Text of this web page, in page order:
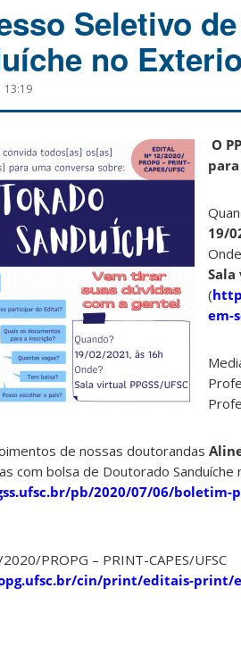
Seletivo
no
13:19
O
19/
Sala
(
em-
de nossas doutorandas
com bolsa de Doutorado Sanduíche
pb/2020/07/06/
PROPG – PRINT-CAPES/UFSC
cin/print/editais-print/